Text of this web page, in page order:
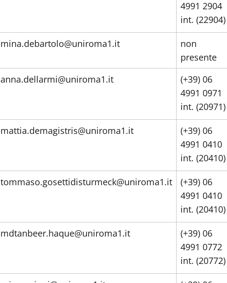
4991 2904
int. (22904)
mina.debartolo@uniroma1.it
non
presente
anna.dellarmi@uniroma1.it
(+39) 06
4991 0971
int. (20971)
mattia.demagistris@uniroma1.it
(+39) 06
4991 0410
int. (20410)
tommaso.gosettidisturmeck@uniroma1.it
(+39) 06
4991 0410
int. (20410)
mdtanbeer.haque@uniroma1.it
(+39) 06
4991 0772
int. (20772)